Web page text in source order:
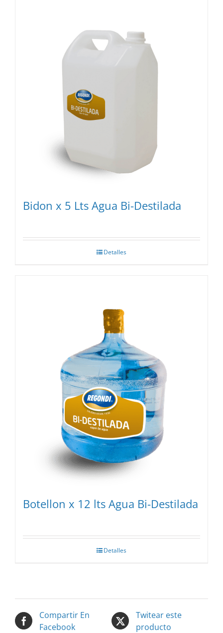
Bidon x 5 Lts Agua Bi-Destilada
Detalles
Botellon x 12 lts Agua Bi-Destilada
Detalles
Compartir En
Facebook
Twitear este
producto